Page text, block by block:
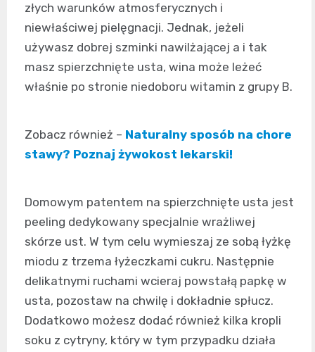
złych warunków atmosferycznych i
niewłaściwej pielęgnacji. Jednak, jeżeli
używasz dobrej szminki nawilżającej a i tak
masz spierzchnięte usta, wina może leżeć
właśnie po stronie niedoboru witamin z grupy B.
Zobacz również – Naturalny sposób na chore
stawy? Poznaj żywokost lekarski!
Domowym patentem na spierzchnięte usta jest
peeling dedykowany specjalnie wrażliwej
skórze ust. W tym celu wymieszaj ze sobą łyżkę
miodu z trzema łyżeczkami cukru. Następnie
delikatnymi ruchami wcieraj powstałą papkę w
usta, pozostaw na chwilę i dokładnie spłucz.
Dodatkowo możesz dodać również kilka kropli
soku z cytryny, który w tym przypadku działa